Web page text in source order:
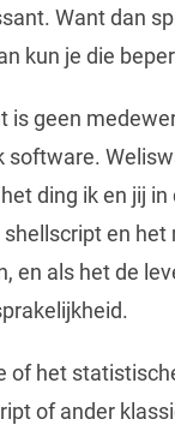
Want dan
kun je die
is geen
software.
ding ik en jij
en
en als het de
of het
of ander